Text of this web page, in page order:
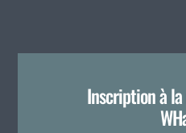
Inscription à